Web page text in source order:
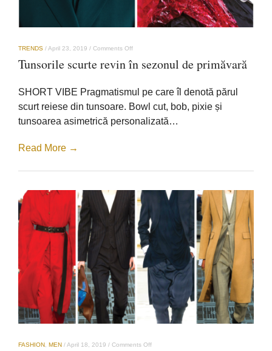
TRENDS /April 23, 2019 / Comments Offon
scurte
sezonul
de
primăvară
Tunsorile scurte revin în sezonul de primăvară
SHORT VIBE Pragmatismul pe care îl denotă părul
scurt reiese din tunsoare. Bowl cut, bob, pixie și
tunsoarea asimetrică personalizată…
Read More →
FASHION MEN /April 18, 2019 / Comments Offon